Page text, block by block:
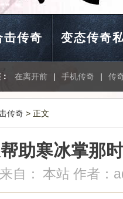
击传奇 变态传奇
在离开前 | 手机传奇 | 传
传奇 > 正文
助寒冰掌那
来自： 本站 作者：